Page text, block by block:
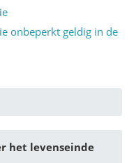
onbeperkt geldig in de
het levenseinde